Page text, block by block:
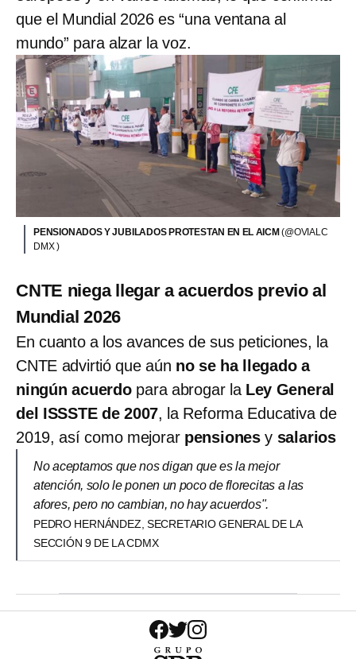
que el Mundial 2026 es “una ventana al
mundo” para alzar la voz.
PENSIONADOS Y JUBILADOS PROTESTAN EN EL AICM(@OVIALC
DMX )
CNTE niega llegar a acuerdos previo al
Mundial 2026
En cuanto a los avances de sus peticiones, la
CNTE advirtió que aún no se ha llegado a
ningún acuerdopara abrogar la Ley General
del ISSSTE de 2007, la Reforma Educativa de
2019, así como mejorar pensionesy salarios
No aceptamos que nos digan que es la mejor
atención, solo le ponen un poco de florecitas a las
afores, pero no cambian, no hay acuerdos".
PEDRO HERNÁNDEZ, SECRETARIO GENERAL DE LA
SECCIÓN 9 DE LA CDMX